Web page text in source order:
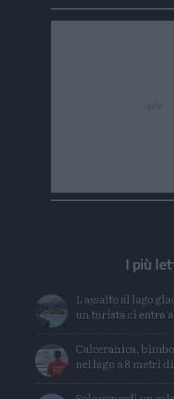
I più
L'assalto al lago
un turista ci entra
Calceranica,
nel lago a 8 metri